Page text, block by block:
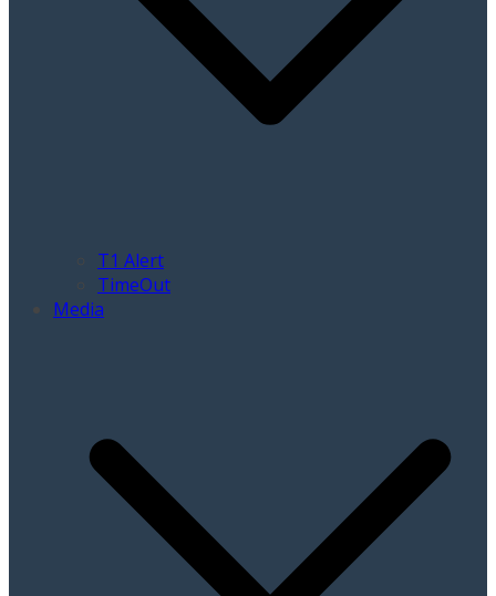
T1 Alert
TimeOut
Media